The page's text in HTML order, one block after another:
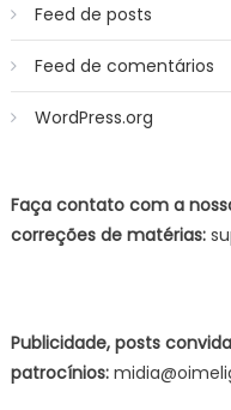
Feed de posts
Feed de comentários
WordPress.org
Faça contato com a
correções de matérias:
Publicidade, posts
patrocínios: